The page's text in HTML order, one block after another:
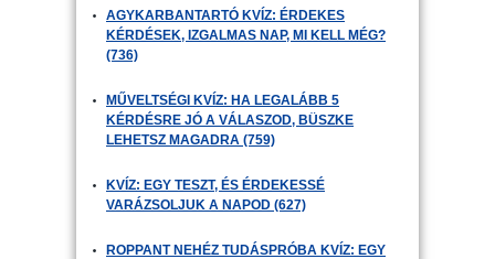
AGYKARBANTARTÓ KVÍZ: ÉRDEKES
KÉRDÉSEK, IZGALMAS NAP, MI KELL MÉG?
(736)
MŰVELTSÉGI KVÍZ: HA LEGALÁBB 5
KÉRDÉSRE JÓ A VÁLASZOD, BÜSZKE
LEHETSZ MAGADRA (759)
KVÍZ: EGY TESZT, ÉS ÉRDEKESSÉ
VARÁZSOLJUK A NAPOD (627)
ROPPANT NEHÉZ TUDÁSPRÓBA KVÍZ: EGY